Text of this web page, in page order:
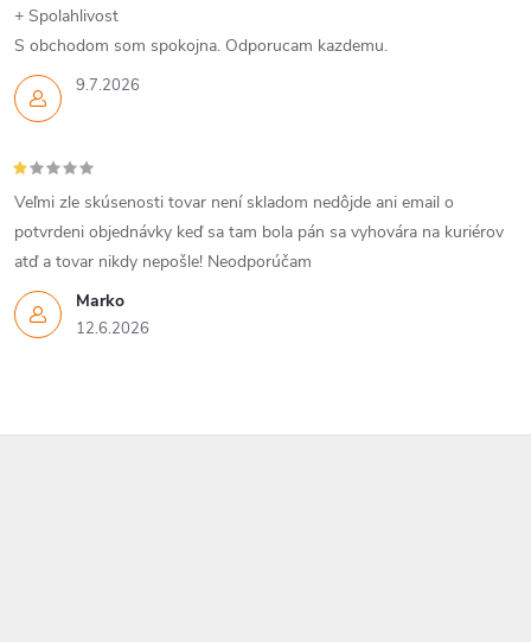
9.7.2026
+ Spolahlivost
S obchodom som spokojna. Odporucam kazdemu.
Marko
12.6.2026
Veľmi zle skúsenosti tovar není skladom nedôjde ani email o
potvrdeni objednávky keď sa tam bola pán sa vyhovára na kuriérov
atď a tovar nikdy nepošle! Neodporúčam